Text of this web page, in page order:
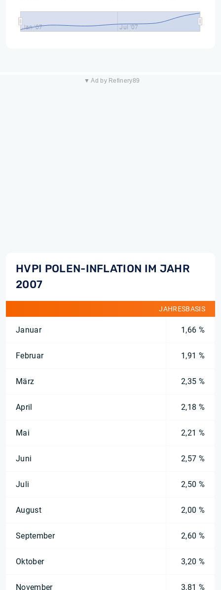
Jan '07 Jul '07
▼ Ad by Refinery89
HVPI POLEN-INFLATION IM JAHR
2007
JAHRESBASIS
Januar 1,66 %
Februar 1,91 %
März 2,35 %
April 2,18 %
Mai 2,21 %
Juni 2,57 %
Juli 2,50 %
August 2,00 %
September 2,60 %
Oktober 3,20 %
November 3,81 %